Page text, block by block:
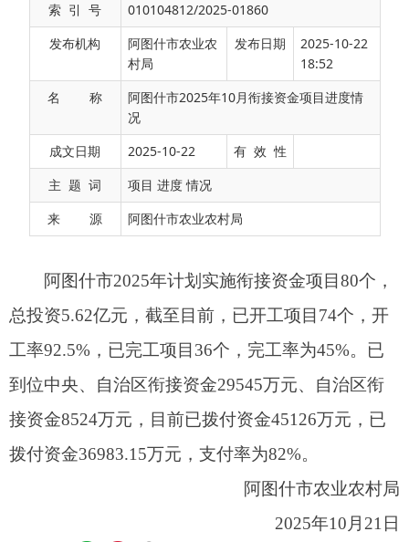
索 引 号
010104812/2025-01860
发布机构
阿图什市农业农
村局
发布日期
2025-10-22
18:52
名 称
阿图什市2025年10月衔接资金项目进度情
况
成文日期
2025-10-22
有 效 性
主 题 词
项目 进度 情况
来 源
阿图什市农业农村局
阿图什市2025年计划实施衔接资金项目80个，
总投资5.62亿元，截至目前，已开工项目74个，开
工率92.5%，已完工项目36个，完工率为45%。已
到位中央、自治区衔接资金29545万元、自治区衔
拨付资金36983.15万元，支付率为82%。
2025年10月21日